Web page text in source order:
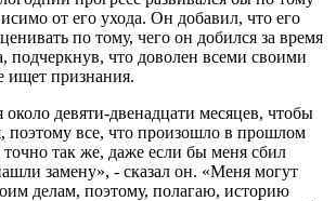
от его ухода. Он добавил, что его
по тому, чего он добился за время
подчеркнув, что доволен всеми своими
ищет признания.
около девяти-двенадцати месяцев, чтобы
поэтому все, что произошло в прошлом
точно так же, даже если бы меня сбил
замену», - сказал он. «Меня могут
делам, поэтому, полагаю, историю